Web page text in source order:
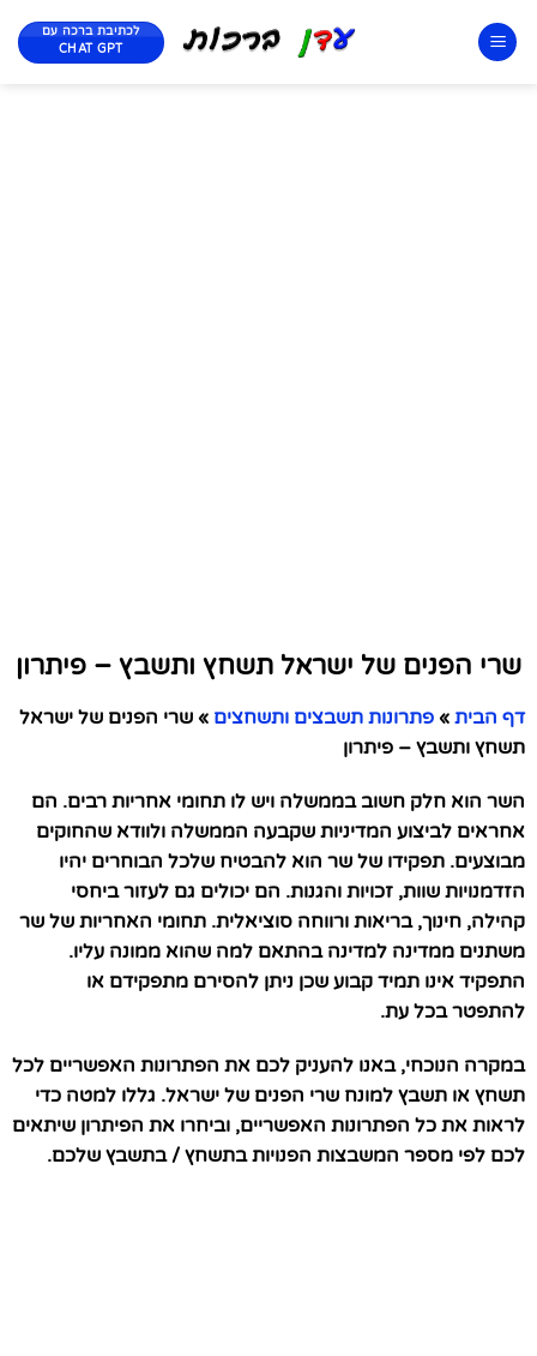
לכתיבת ברכה עם
CHAT GPT
שרי הפנים של ישראל תשחץ ותשבץ – פיתרון
דף הבית » פתרונות תשבצים ותשחצים » שרי הפנים של ישראל
תשחץ ותשבץ – פיתרון
השר הוא חלק חשוב בממשלה ויש לו תחומי אחריות רבים. הם
אחראים לביצוע המדיניות שקבעה הממשלה ולוודא שהחוקים
מבוצעים. תפקידו של שר הוא להבטיח שלכל הבוחרים יהיו
הזדמנויות שוות, זכויות והגנות. הם יכולים גם לעזור ביחסי
קהילה, חינוך, בריאות ורווחה סוציאלית. תחומי האחריות של שר
משתנים ממדינה למדינה בהתאם למה שהוא ממונה עליו.
התפקיד אינו תמיד קבוע שכן ניתן להסירם מתפקידם או
להתפטר בכל עת.
במקרה הנוכחי, באנו להעניק לכם את הפתרונות האפשריים לכל
תשחץ או תשבץ למונח שרי הפנים של ישראל. גללו למטה כדי
לראות את כל הפתרונות האפשריים, וביחרו את הפיתרון שיתאים
לכם לפי מספר המשבצות הפנויות בתשחץ / בתשבץ שלכם.